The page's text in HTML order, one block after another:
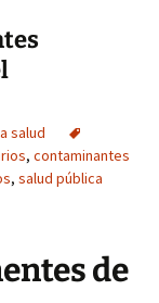
salud
, contaminantes
, salud pública
de